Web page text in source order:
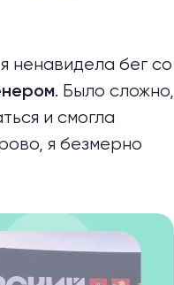
ненавидела бег со
. Было сложно,
и смогла
я безмерно